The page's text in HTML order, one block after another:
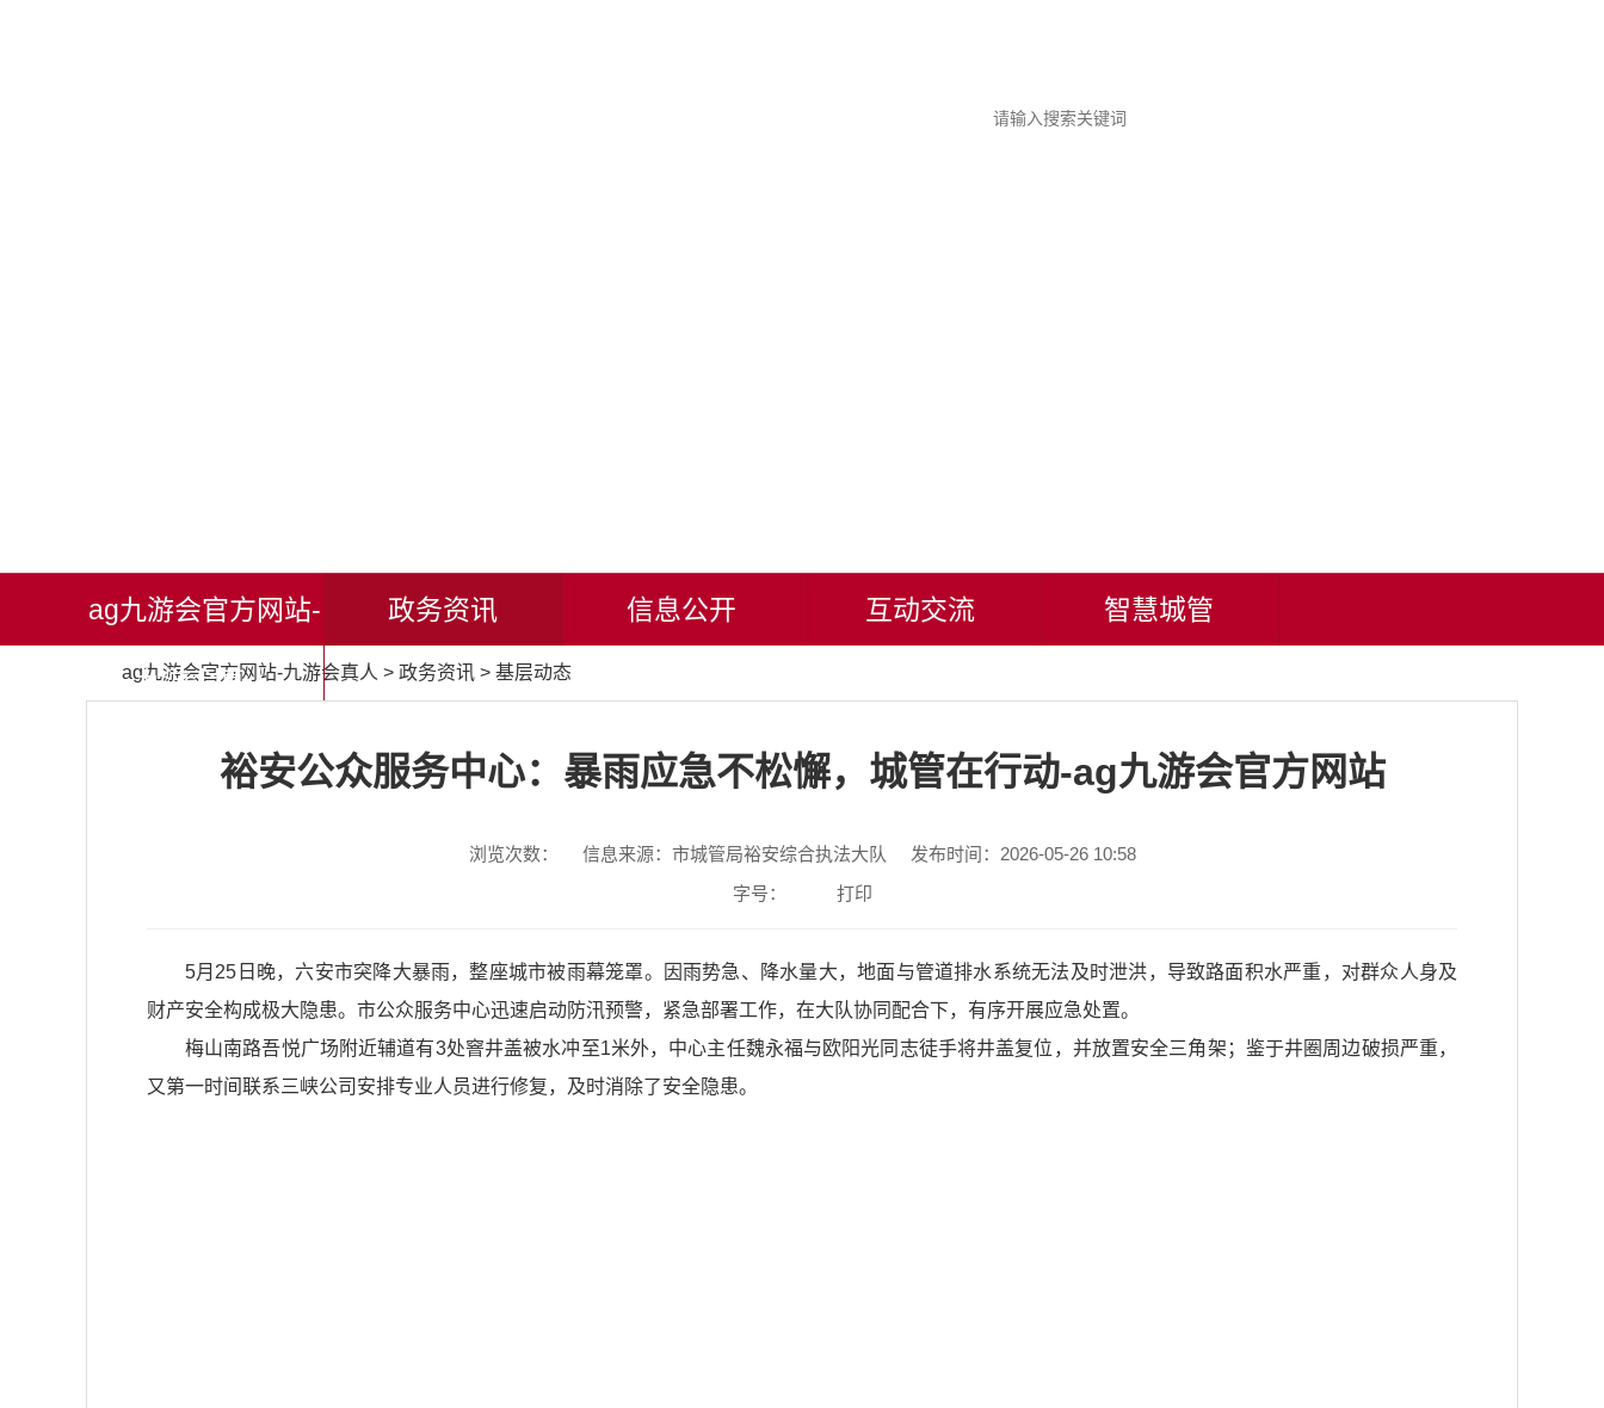
ag九游会官方网站-
九游会真人
政务资讯 信息公开 互动交流 智慧城管
ag九游会官方网站-九游会真人 > 政务资讯 > 基层动态
裕安公众服务中心：暴雨应急不松懈，城管在行动-ag九游会官方网站
浏览次数： 信息来源：市城管局裕安综合执法大队
发布时间：2026-05-26 10:58
字号：
打印
5月25日晚，六安市突降大暴雨，整座城市被雨幕笼罩。因雨势急、降水量大，地面与管道排水系统无法及时泄洪，导致路面积水严重，对群众人身及
财产安全构成极大隐患。市公众服务中心迅速启动防汛预警，紧急部署工作，在大队协同配合下，有序开展应急处置。
梅山南路吾悦广场附近辅道有3处窨井盖被水冲至1米外，中心主任魏永福与欧阳光同志徒手将井盖复位，并放置安全三角架；鉴于井圈周边破损严重，
又第一时间联系三峡公司安排专业人员进行修复，及时消除了安全隐患。